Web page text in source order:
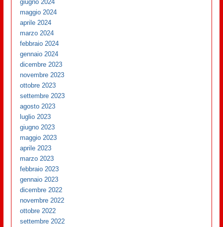
giugno 2024
maggio 2024
aprile 2024
marzo 2024
febbraio 2024
gennaio 2024
dicembre 2023
novembre 2023
ottobre 2023
settembre 2023
agosto 2023
luglio 2023
giugno 2023
maggio 2023
aprile 2023
marzo 2023
febbraio 2023
gennaio 2023
dicembre 2022
novembre 2022
ottobre 2022
settembre 2022